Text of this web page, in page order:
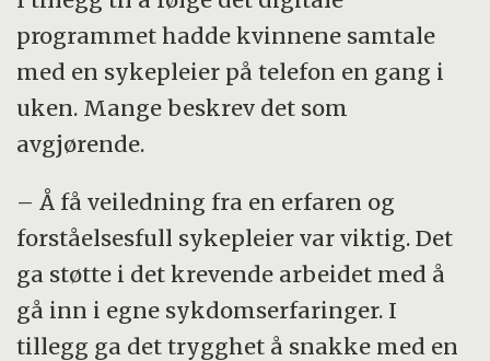
programmet hadde kvinnene samtale
med en sykepleier på telefon en gang i
uken. Mange beskrev det som
avgjørende.
– Å få veiledning fra en erfaren og
forståelsesfull sykepleier var viktig. Det
ga støtte i det krevende arbeidet med å
gå inn i egne sykdomserfaringer. I
tillegg ga det trygghet å snakke med en